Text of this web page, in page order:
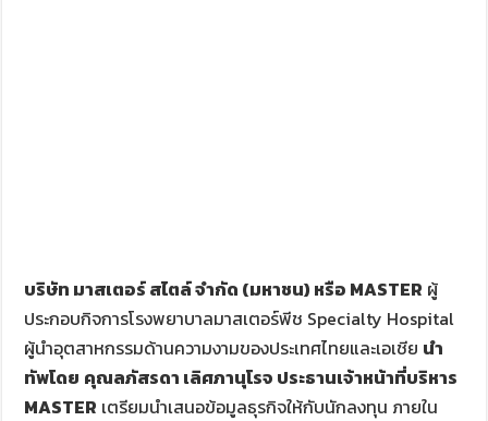
บริษัท มาสเตอร์ สไตล์ จำกัด (มหาชน) หรือ MASTER ผู้
ประกอบกิจการโรงพยาบาลมาสเตอร์พีช Specialty Hospital
ผู้นำอุตสาหกรรมด้านความงามของประเทศไทยและเอเชีย นำ
ทัพโดย คุณลภัสรดา เลิศภานุโรจ ประธานเจ้าหน้าที่บริหาร
MASTER เตรียมนำเสนอข้อมูลธุรกิจให้กับนักลงทุน ภายใน